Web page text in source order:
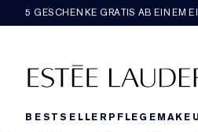
5 GESCHENKE GRATIS AB EINEM
BESTSELLER PFLEGE